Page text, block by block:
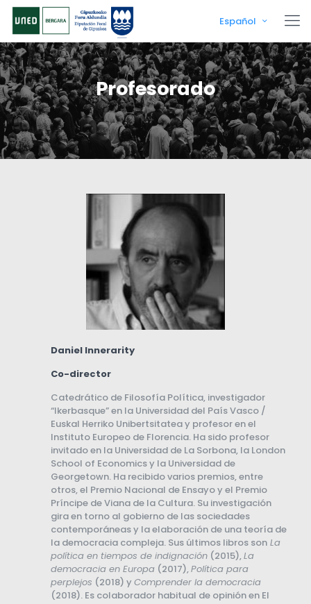
Español
Profesorado
Daniel Innerarity
Co-director
Catedrático de Filosofía Política, investigador
“Ikerbasque” en la Universidad del País Vasco /
Euskal Herriko Unibertsitatea y profesor en el
Instituto Europeo de Florencia. Ha sido profesor
invitado en la Universidad de La Sorbona, la London
School of Economics y la Universidad de
Georgetown. Ha recibido varios premios, entre
otros, el Premio Nacional de Ensayo y el Premio
Príncipe de Viana de la Cultura. Su investigación
gira en torno al gobierno de las sociedades
contemporáneas y la elaboración de una teoría de
la democracia compleja. Sus últimos libros son La
política en tiempos de indignación (2015),La
democracia en Europa (2017),Política para
perplejos (2018) y Comprender la democracia
(2018). Es colaborador habitual de opinión en El